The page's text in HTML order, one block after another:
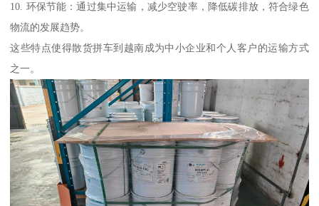
10. 环保节能：通过集中运输，减少空驶率，降低碳排放，符合绿色
物流的发展趋势。
这些特点使得散货拼车到越南成为中小企业和个人客户的运输方式
之一。